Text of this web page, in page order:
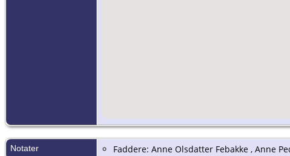
Notater Faddere: Anne Olsdatter Febakke , Anne